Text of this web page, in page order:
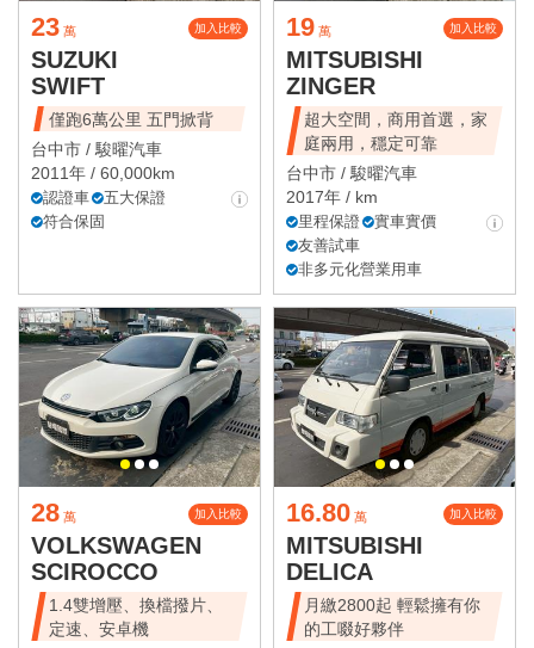
23 萬 加入比較
SUZUKI
SWIFT
僅跑6萬公里 五門掀背
台中市 /駿曜汽車
2011年 / 60,000km
認證車
五大保證
符合保固
19 萬 加入比較
MITSUBISHI
ZINGER
超大空間，商用首選，家
庭兩用，穩定可靠
台中市 /駿曜汽車
2017年 / km
里程保證
實車實價
友善試車
非多元化營業用車
28 萬 加入比較
VOLKSWAGEN
SCIROCCO
1.4雙增壓、換檔撥片、
定速、安卓機
16.80 萬 加入比較
MITSUBISHI
DELICA
月繳2800起 輕鬆擁有你
的工啜好夥伴